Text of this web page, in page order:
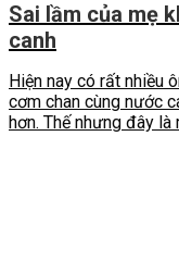
Sai lầm của mẹ
canh
Hiện nay có rất nhiều
cơm chan cùng nước
hơn. Thế nhưng đây là